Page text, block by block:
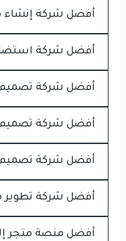
أفضل شركة إنشاء
أفضل شركة
أفضل شركة تصميم
أفضل شركة تصميم
أفضل شركة تصميم
أفضل شركة تطوير
أفضل منصة متجر